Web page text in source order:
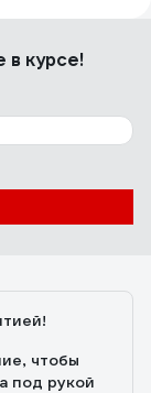
10.11.2021
в курсе!
чтобы
под рукой